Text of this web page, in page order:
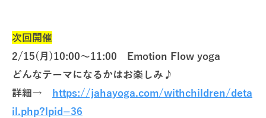
次回開催
2/15(月)10:00～11:00 Emotion Flow yoga
どんなテーマになるかはお楽しみ♪
詳細→ https://jahayoga.com/withchildren/deta
il.php?lpid=36